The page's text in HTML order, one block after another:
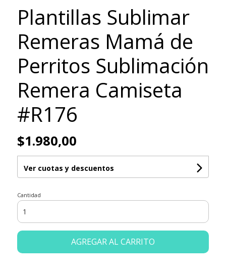
Plantillas Sublimar
Remeras Mamá de
Perritos Sublimación
Remera Camiseta
#R176
$1.980,00
Ver cuotas y descuentos
Cantidad
AGREGAR AL CARRITO